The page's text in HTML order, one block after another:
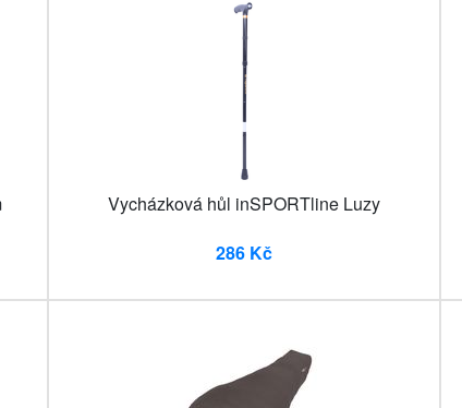
Vycházková hůl inSPORTline Luzy
286 Kč